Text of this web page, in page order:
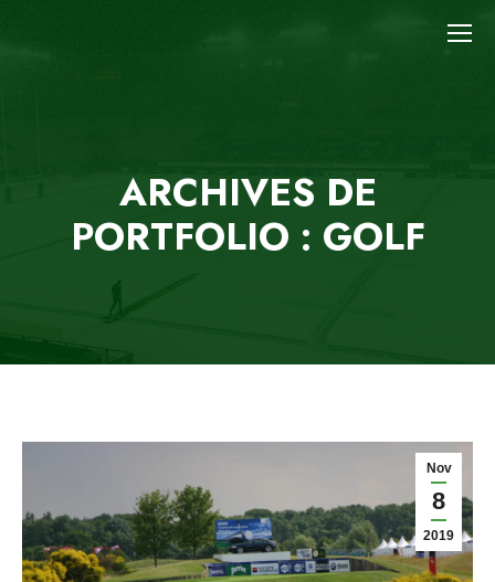
ARCHIVES DE
PORTFOLIO : GOLF
Nov
8
2019